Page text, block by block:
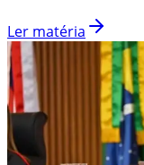
Ler matéria